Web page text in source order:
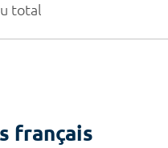
total
français